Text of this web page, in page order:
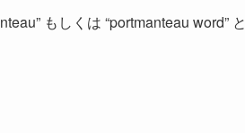
もしくは “portmanteau word” と